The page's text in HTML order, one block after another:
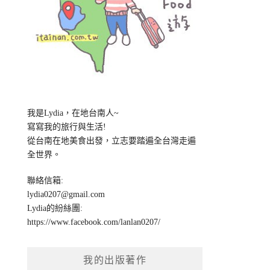
我是Lydia，在地台南人~
寫寫我的旅行與生活!
從台南在地美食出發，立志要踏遍全台灣走遍
全世界。
聯絡信箱:
lydia0207@gmail.com
Lydia的紛絲團:
https://www.facebook.com/lanlan0207/
我的出版著作